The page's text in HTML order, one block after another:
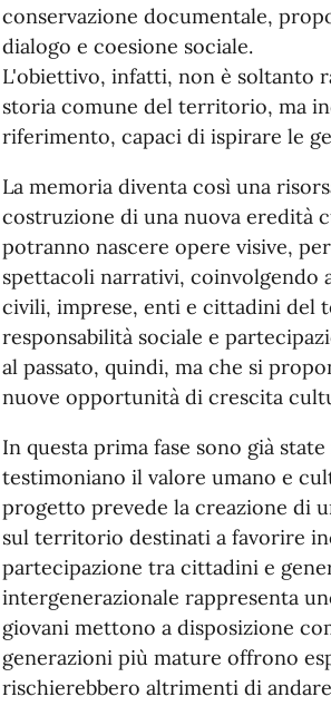
conservazione documentale,
dialogo e coesione sociale.
L'obiettivo, infatti, non è soltanto
storia comune del territorio, ma
riferimento, capaci di ispirare le
La memoria diventa così una
costruzione di una nuova eredità
potranno nascere opere visive,
spettacoli narrativi, coinvolgendo
civili, imprese, enti e cittadini del
responsabilità sociale e
al passato, quindi, ma che si
nuove opportunità di crescita
In questa prima fase sono già
testimoniano il valore umano e
progetto prevede la creazione di
sul territorio destinati a favorire
partecipazione tra cittadini e
intergenerazionale rappresenta
giovani mettono a disposizione
generazioni più mature offrono
rischierebbero altrimenti di